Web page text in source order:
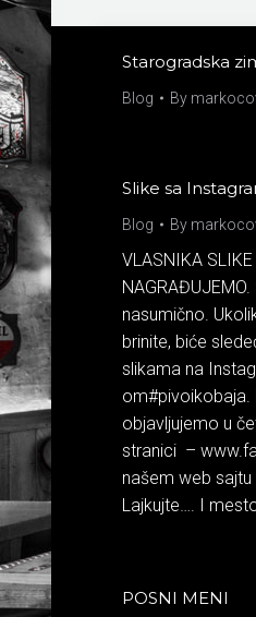
Starogradska
Blog By
Slike sa
Blog By
VLASNIKA
nasumično.
brinite, biće
slikama na
om‪#‎pivoikobaja‬.
objavljujemo u
stranici –
našem web
Lajkujte…. I
POSNI MENI